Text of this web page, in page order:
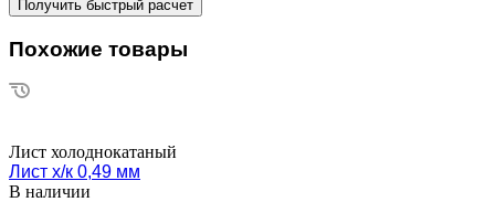
Похожие товары
Лист холоднокатаный
Лист х/к 0,49 мм
В наличии